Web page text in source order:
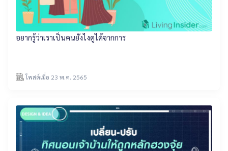
อยากรู้ว่าเราเป็นคนยังไงดูได้จากการ
โพสต์เมื่อ 23 พ.ค. 2565